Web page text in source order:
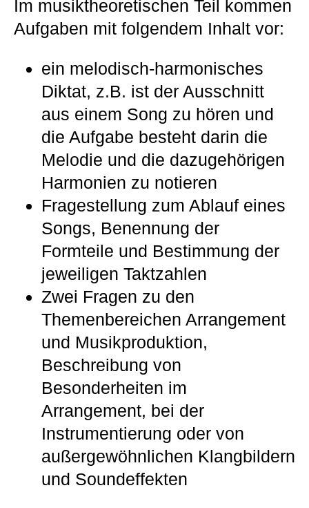
Im musiktheoretischen Teil kommen
Aufgaben mit folgendem Inhalt vor:
ein melodisch-harmonisches
Diktat, z.B. ist der Ausschnitt
aus einem Song zu hören und
die Aufgabe besteht darin die
Melodie und die dazugehörigen
Harmonien zu notieren
Fragestellung zum Ablauf eines
Songs, Benennung der
Formteile und Bestimmung der
jeweiligen Taktzahlen
Zwei Fragen zu den
Themenbereichen Arrangement
und Musikproduktion,
Beschreibung von
Besonderheiten im
Arrangement, bei der
Instrumentierung oder von
außergewöhnlichen Klangbildern
und Soundeffekten